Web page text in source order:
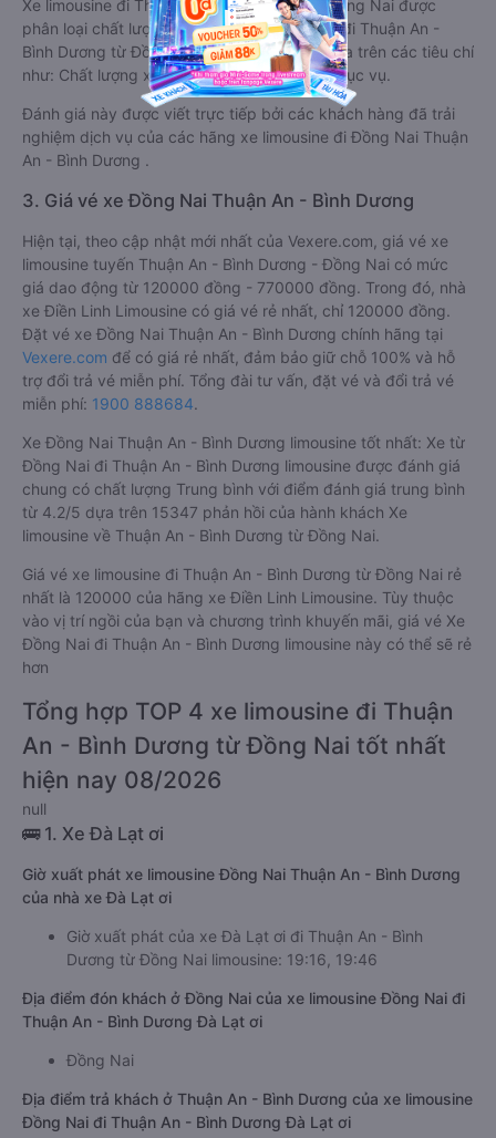
Xe limousine đi Thuận An - Bình Dương từ Đồng Nai được
phân loại chất lượng tốt nhất là xe Đà Lạt ơi đi Thuận An -
Bình Dương từ Đồng Nai đạt 4.9 / 5 điểm dựa trên các tiêu chí
như: Chất lượng xe, Đúng giờ, Chất lượng phục vụ.
Đánh giá này được viết trực tiếp bởi các khách hàng đã trải
nghiệm dịch vụ của các hãng xe limousine đi Đồng Nai Thuận
An - Bình Dương .
3. Giá vé xe Đồng Nai Thuận An - Bình Dương
Hiện tại, theo cập nhật mới nhất của Vexere.com, giá vé xe
limousine tuyến Thuận An - Bình Dương - Đồng Nai có mức
giá dao động từ 120000 đồng - 770000 đồng. Trong đó, nhà
xe Điền Linh Limousine có giá vé rẻ nhất, chỉ 120000 đồng.
Đặt vé xe Đồng Nai Thuận An - Bình Dương chính hãng tại
Vexere.com để có giá rẻ nhất, đảm bảo giữ chỗ 100% và hỗ
trợ đổi trả vé miễn phí. Tổng đài tư vấn, đặt vé và đổi trả vé
miễn phí: 1900 888684.
Xe Đồng Nai Thuận An - Bình Dương limousine tốt nhất: Xe từ
Đồng Nai đi Thuận An - Bình Dương limousine được đánh giá
chung có chất lượng Trung bình với điểm đánh giá trung bình
từ 4.2/5 dựa trên 15347 phản hồi của hành khách Xe
limousine về Thuận An - Bình Dương từ Đồng Nai.
Giá vé xe limousine đi Thuận An - Bình Dương từ Đồng Nai rẻ
nhất là 120000 của hãng xe Điền Linh Limousine. Tùy thuộc
vào vị trí ngồi của bạn và chương trình khuyến mãi, giá vé Xe
Đồng Nai đi Thuận An - Bình Dương limousine này có thể sẽ rẻ
hơn
Tổng hợp TOP 4 xe limousine đi Thuận
An - Bình Dương từ Đồng Nai tốt nhất
hiện nay 08/2026
null
🚌 1. Xe Đà Lạt ơi
Giờ xuất phát xe limousine Đồng Nai Thuận An - Bình Dương
của nhà xe Đà Lạt ơi
Giờ xuất phát của xe Đà Lạt ơi đi Thuận An - Bình
Dương từ Đồng Nai limousine: 19:16, 19:46
Địa điểm đón khách ở Đồng Nai của xe limousine Đồng Nai đi
Thuận An - Bình Dương Đà Lạt ơi
Đồng Nai
Địa điểm trả khách ở Thuận An - Bình Dương của xe limousine
Đồng Nai đi Thuận An - Bình Dương Đà Lạt ơi